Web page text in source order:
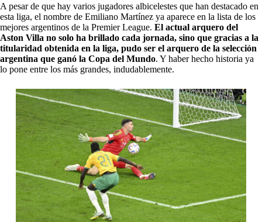
A pesar de que hay varios jugadores albicelestes que han destacado en
esta liga, el nombre de Emiliano Martínez ya aparece en la lista de los
mejores argentinos de la Premier League. El actual arquero del
Aston Villa no solo ha brillado cada jornada, sino que gracias a la
titularidad obtenida en la liga, pudo ser el arquero de la selección
argentina que ganó la Copa del Mundo. Y haber hecho historia ya
lo pone entre los más grandes, indudablemente.